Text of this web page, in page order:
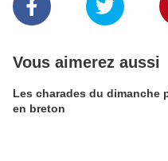
Vous aimerez aussi
Les charades du dimanche
en breton